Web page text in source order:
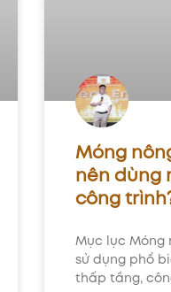
Móng
nên dùng
công
Mục lục Móng
sử dụng phổ
thấp tầng,